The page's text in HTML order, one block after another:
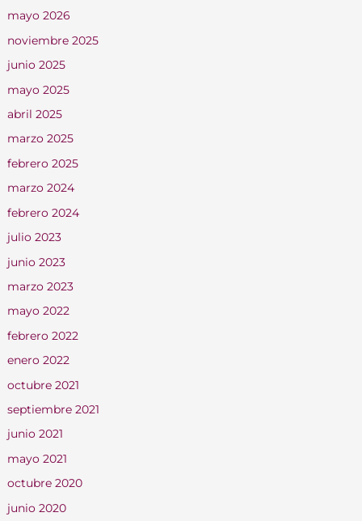
mayo 2026
noviembre 2025
junio 2025
mayo 2025
abril 2025
marzo 2025
febrero 2025
marzo 2024
febrero 2024
julio 2023
junio 2023
marzo 2023
mayo 2022
febrero 2022
enero 2022
octubre 2021
septiembre 2021
junio 2021
mayo 2021
octubre 2020
junio 2020